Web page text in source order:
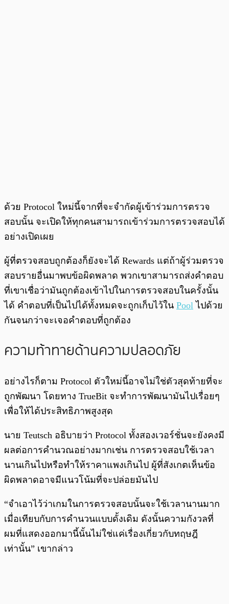
ด้วย Protocol ใหม่นี้จากที่จะจำกัดผู้เข้าร่วมการตรวจ
สอบนั้น จะเปิดให้ทุกคนสามารถเข้าร่วมการตรวจสอบได้
อย่างเปิดเผย
ผู้ที่ตรวจสอบถูกต้องก็ยังจะได้ Rewards แต่ถ้าผู้ร่วมตรวจ
สอบรายอื่นมาพบข้อผิดพลาด พวกเขาสามารถส่งคำตอบ
ที่เขาเชื่อว่ามันถูกต้องเข้าไปในการตรวจสอบในครั้งนั้น
ได้ คำตอบที่เป็นไปได้ทั้งหมดจะถูกเก็บไว้ใน Pool ไปด้วย
กันจนกว่าจะเจอคำตอบที่ถูกต้อง
ความท้าทายด้านความปลอดภัย
อย่างไรก็ตาม Protocol ตัวใหม่นี้อาจไม่ใช่ตัวสุดท้ายที่จะ
ถูกพัฒนา โดยทาง TrueBit จะทำการพัฒนามันไปเรื่อยๆ
เพื่อให้ได้ประสิทธิภาพสูงสุด
นาย Teutsch อธิบายว่า Protocol ทั้งสองเวอร์ชั่นจะยังคงมี
ผลต่อการคำนวณอย่างมากเช่น การตรวจสอบใช้เวลา
นานเกินไปหรือทำให้ราคาแพงเกินไป ผู้ที่สังเกตเห็นข้อ
ผิดพลาดอาจมีแนวโน้มที่จะปล่อยมันไป
“จำเอาไว้ว่าเกมในการตรวจสอบนั้นจะใช้เวลานานมาก
เมื่อเทียบกับการคำนวนแบบดั้งเดิม ดังนั้นความกังวลที่
ผมที่แสดงออกมานี้นั้นไม่ใช่แค่เรื่องเกี่ยวกับทฤษฎี
เท่านั้น” เขากล่าว